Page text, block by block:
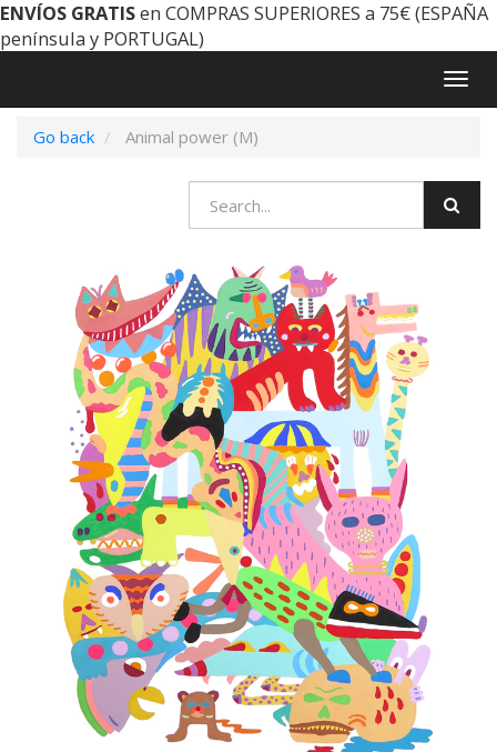
ENVÍOS GRATISen COMPRAS SUPERIORES a 75€ (ESPAÑA
península y PORTUGAL)
Go back
Animal power (M)